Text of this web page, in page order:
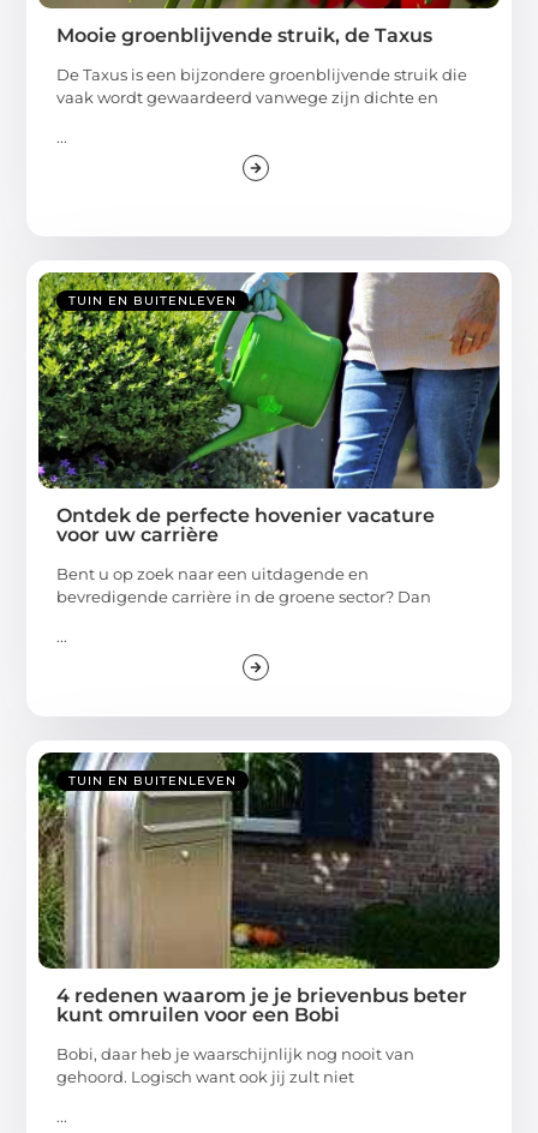
Mooie groenblijvende struik, de Taxus
De Taxus is een bijzondere groenblijvende struik die
vaak wordt gewaardeerd vanwege zijn dichte en
...
TUIN EN BUITENLEVEN
Ontdek de perfecte hovenier vacature
voor uw carrière
Bent u op zoek naar een uitdagende en
bevredigende carrière in de groene sector? Dan
...
TUIN EN BUITENLEVEN
4 redenen waarom je je brievenbus beter
kunt omruilen voor een Bobi
Bobi, daar heb je waarschijnlijk nog nooit van
gehoord. Logisch want ook jij zult niet
...